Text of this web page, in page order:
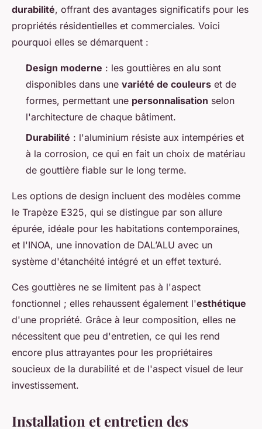
durabilité, offrant des avantages significatifs pour les
propriétés résidentielles et commerciales. Voici
pourquoi elles se démarquent :
Design moderne : les gouttières en alu sont
disponibles dans une variété de couleurs et de
formes, permettant une personnalisation selon
l'architecture de chaque bâtiment.
Durabilité : l'aluminium résiste aux intempéries et
à la corrosion, ce qui en fait un choix de matériau
de gouttière fiable sur le long terme.
Les options de design incluent des modèles comme
le Trapèze E325, qui se distingue par son allure
épurée, idéale pour les habitations contemporaines,
et l'INOA, une innovation de DAL’ALU avec un
système d'étanchéité intégré et un effet texturé.
Ces gouttières ne se limitent pas à l'aspect
fonctionnel ; elles rehaussent également l'esthétique
d'une propriété. Grâce à leur composition, elles ne
nécessitent que peu d'entretien, ce qui les rend
encore plus attrayantes pour les propriétaires
soucieux de la durabilité et de l'aspect visuel de leur
investissement.
Installation et entretien des